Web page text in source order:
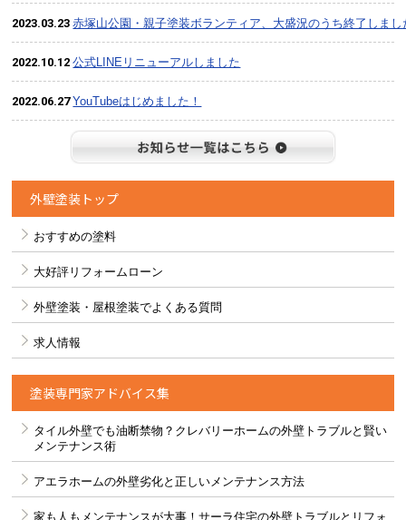
2023.03.23赤塚山公園・親子塗装ボランティア、大盛況のうち終了しまし
2022.10.12公式LINEリニューアルしました
2022.06.27YouTubeはじめました！
外壁塗装トップ
おすすめの塗料
大好評リフォームローン
外壁塗装・屋根塗装でよくある質問
求人情報
塗装専門家アドバイス集
タイル外壁でも油断禁物？クレバリーホームの外壁トラブルと賢い
メンテナンス術
アエラホームの外壁劣化と正しいメンテナンス方法
家も人もメンテナンスが大事！サーラ住宅の外壁トラブルとリフォ